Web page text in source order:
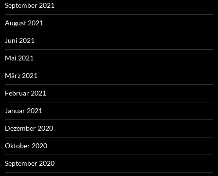
September 2021
August 2021
Juni 2021
Mai 2021
März 2021
Februar 2021
Januar 2021
Dezember 2020
Oktober 2020
September 2020